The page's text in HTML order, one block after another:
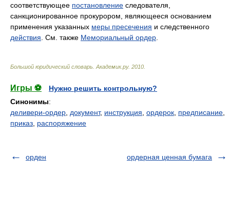
соответствующее постановление следователя,
санкционированное прокурором, являющееся основанием
применения указанных меры пресечения и следственного
действия . См. также Мемориальный ордер
Большой юридический словарь Академик.ру. 2010
Игры ⚽
Нужно решить контрольную?
Синонимы:
деливери-ордер документ, инструкция ордерок предписание
приказ распоряжение
орден ордерная ценная бумага